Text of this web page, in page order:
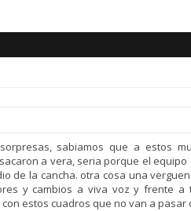
sabiamos que a estos
a vera, seria porque el
de la cancha. otra cosa una
y cambios a viva voz y frente
estos cuadros que no van a pasar